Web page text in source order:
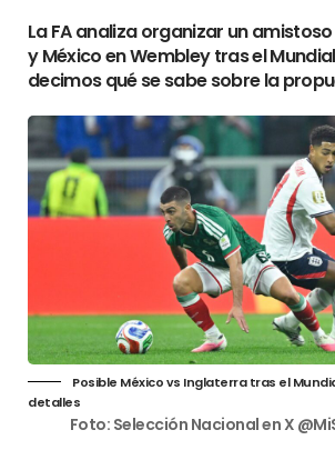
La FA analiza organizar un
y México en Wembley tras el
decimos qué se sabe sobre la
Posible México vs Inglaterra tras el
detalles
Foto: Selección Nacional en X